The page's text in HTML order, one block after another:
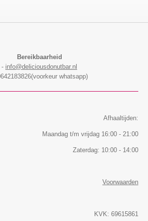
Bereikbaarheid
- info@deliciousdonutbar.nl
whatsapp)
Afhaaltijden:
Maandag t/m vrijdag 16:00 - 21:00
Zaterdag: 10:00 - 14:00
Voorwaarden
KVK: 69615861